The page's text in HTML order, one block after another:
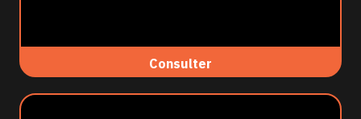
Consulter